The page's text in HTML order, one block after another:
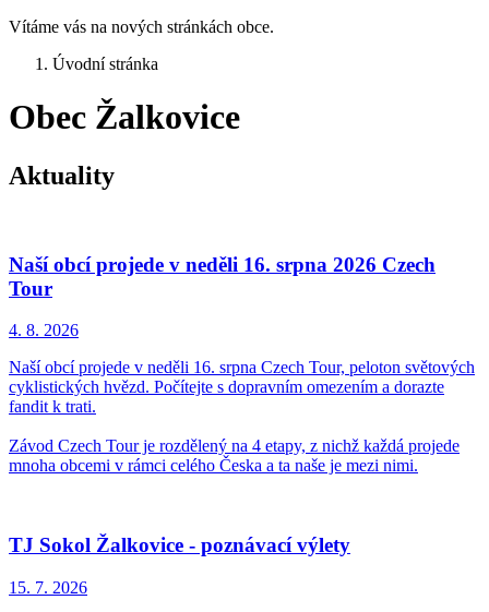
Vítáme vás na nových stránkách obce.
Úvodní stránka
Obec Žalkovice
Aktuality
Naší obcí projede v neděli 16. srpna 2026 Czech
Tour
4. 8. 2026
Naší obcí projede v neděli 16. srpna Czech Tour, peloton světových
cyklistických hvězd. Počítejte s dopravním omezením a dorazte
fandit k trati.
Závod Czech Tour je rozdělený na 4 etapy, z nichž každá projede
mnoha obcemi v rámci celého Česka a ta naše je mezi nimi.
TJ Sokol Žalkovice - poznávací výlety
15. 7. 2026